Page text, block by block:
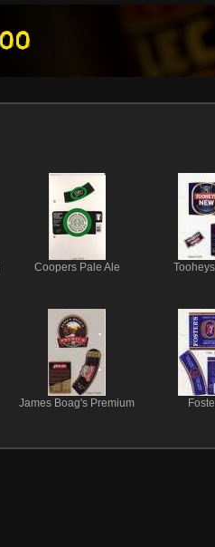
Coopers Pale Ale
James Boag's Premium